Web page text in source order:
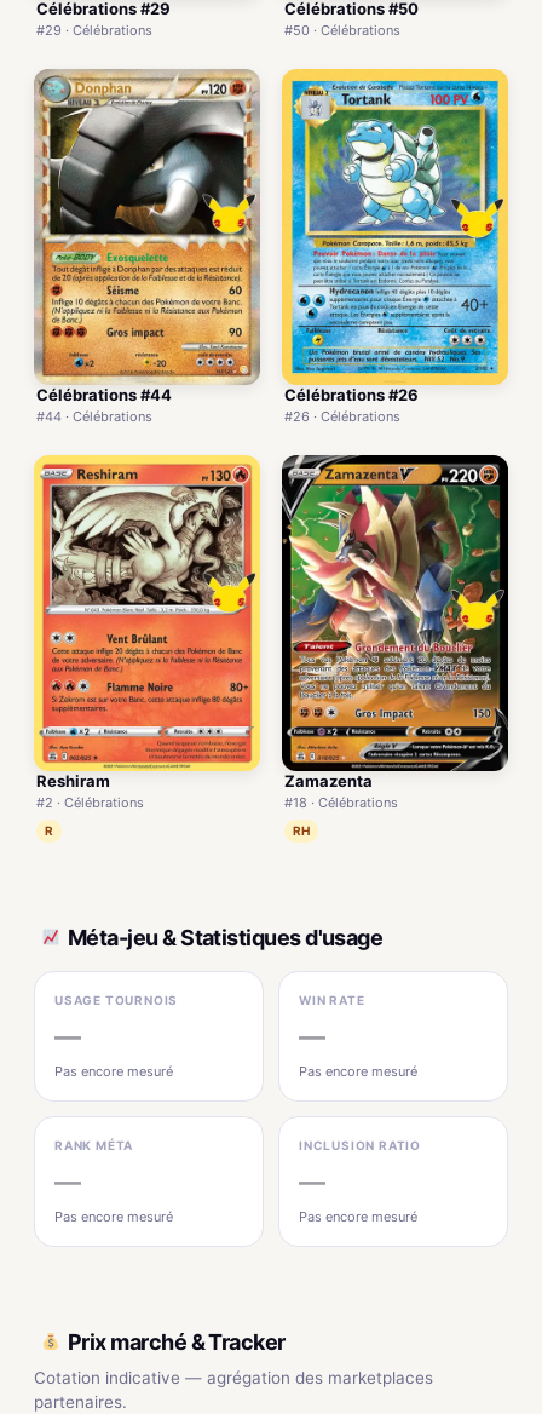
Célébrations #29
#29 · Célébrations
Célébrations #50
#50 · Célébrations
Célébrations #44
#44 · Célébrations
Célébrations #26
#26 · Célébrations
Reshiram
#2 · Célébrations
R
Zamazenta
#18 · Célébrations
RH
Méta-jeu & Statistiques d'usage
USAGE TOURNOIS
—
Pas encore mesuré
WIN RATE
—
Pas encore mesuré
RANK MÉTA
—
Pas encore mesuré
INCLUSION RATIO
—
Pas encore mesuré
Prix marché & Tracker
Cotation indicative — agrégation des marketplaces
partenaires.